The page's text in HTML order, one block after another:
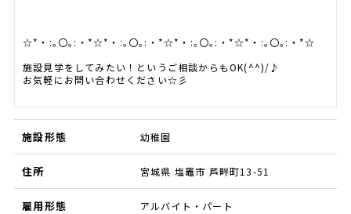
☆*・:｡〇｡:・*☆*・:｡〇｡:・*☆*・:｡〇｡:・*☆*・:｡〇｡:・*☆
施設見学をしてみたい！というご相談からもOK(^^)/♪
お気軽にお問い合わせください☆彡
施設形態 幼稚園
住所 宮城県 塩竈市 芦畔町13-51
雇用形態 アルバイト・パート